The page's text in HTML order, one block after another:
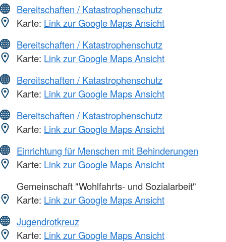
Bereitschaften / Katastrophenschutz
Karte: Link zur Google Maps Ansicht
Bereitschaften / Katastrophenschutz
Karte: Link zur Google Maps Ansicht
Bereitschaften / Katastrophenschutz
Karte: Link zur Google Maps Ansicht
Bereitschaften / Katastrophenschutz
Karte: Link zur Google Maps Ansicht
Einrichtung für Menschen mit Behinderungen
Karte: Link zur Google Maps Ansicht
Gemeinschaft "Wohlfahrts- und Sozialarbeit"
Karte: Link zur Google Maps Ansicht
Jugendrotkreuz
Karte: Link zur Google Maps Ansicht